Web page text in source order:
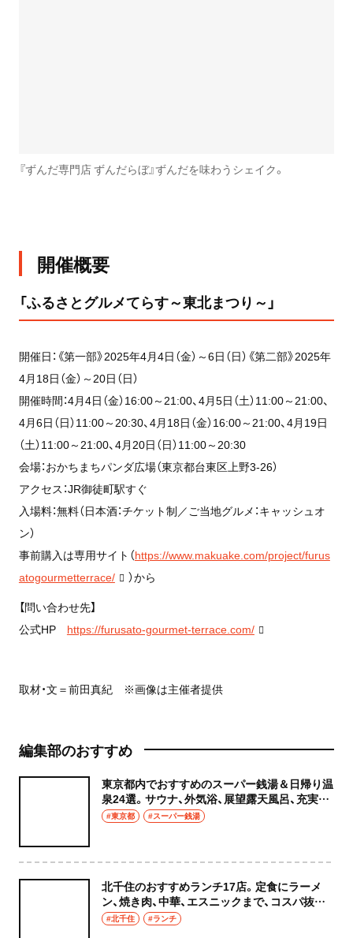
『ずんだ専門店 ずんだらぼ』ずんだを味わうシェイク。
開催概要
「ふるさとグルメてらす～東北まつり～」
開催日：《第一部》2025年4月4日（金）～6日（日）《第二部》2025年
4月18日（金）～20日（日）
開催時間：4月4日（金）16:00～21:00、4月5日（土）11:00～21:00、
4月6日（日）11:00～20:30、4月18日（金）16:00～21:00、4月19日
（土）11:00～21:00、4月20日（日）11:00～20:30
会場：おかちまちパンダ広場（東京都台東区上野3-26）
アクセス：JR御徒町駅すぐ
入場料：無料（日本酒：チケット制／ご当地グルメ：キャッシュオ
ン）
事前購入は専用サイト（https://www.makuake.com/project/furus
atogourmetterrace/
）から
【問い合わせ先】
公式HP https://furusato-gourmet-terrace.com/
取材・文＝前田真紀 ※画像は主催者提供
編集部のおすすめ
東京都内でおすすめのスーパー銭湯＆日帰り温
泉24選。サウナ、外気浴、展望露天風呂、充実の
癒やし空間へ
#東京都 #スーパー銭湯
北千住のおすすめランチ17店。定食にラーメ
ン、焼き肉、中華、エスニックまで、コスパ抜群
な店もおしゃれな店も網羅してご紹介！
#北千住 #ランチ